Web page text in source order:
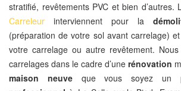
stratifié, revêtements PVC et bien d’autres.
Carreleur interviennent pour la
(préparation de votre sol avant carrelage)
votre carrelage ou autre revêtement.
carrelages dans le cadre d’une rénovation
maison neuveque vous soyez un